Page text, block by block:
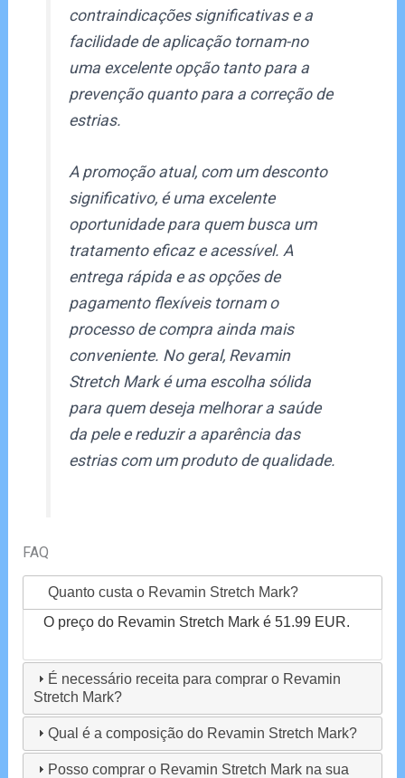
contraindicações significativas e a
facilidade de aplicação tornam-no
uma excelente opção tanto para a
prevenção quanto para a correção de
estrias.
A promoção atual, com um desconto
significativo, é uma excelente
oportunidade para quem busca um
tratamento eficaz e acessível. A
entrega rápida e as opções de
pagamento flexíveis tornam o
processo de compra ainda mais
conveniente. No geral, Revamin
Stretch Mark é uma escolha sólida
para quem deseja melhorar a saúde
da pele e reduzir a aparência das
estrias com um produto de qualidade.
FAQ
Quanto custa o Revamin Stretch Mark?
O preço do Revamin Stretch Mark é 51.99 EUR.
É necessário receita para comprar o Revamin
Stretch Mark?
Qual é a composição do Revamin Stretch Mark?
Posso comprar o Revamin Stretch Mark na sua